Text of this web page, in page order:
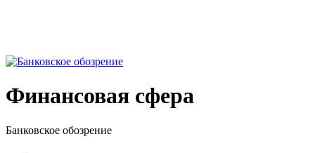
Финансовая сфера
Банковское обозрение